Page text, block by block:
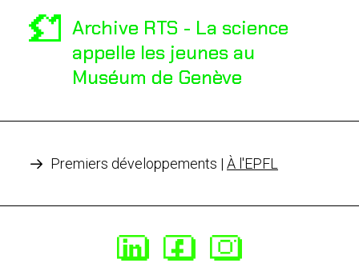
Archive RTS - La science
appelle les jeunes au
Muséum de Genève
Premiers développements | À l'EPFL